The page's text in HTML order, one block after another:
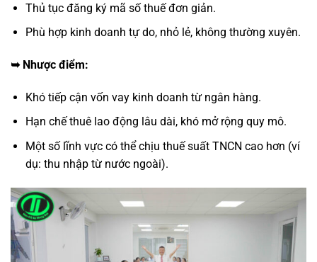
Thủ tục đăng ký mã số thuế đơn giản.
Phù hợp kinh doanh tự do, nhỏ lẻ, không thường xuyên.
➥ Nhược điểm:
Khó tiếp cận vốn vay kinh doanh từ ngân hàng.
Hạn chế thuê lao động lâu dài, khó mở rộng quy mô.
Một số lĩnh vực có thể chịu thuế suất TNCN cao hơn (ví
dụ: thu nhập từ nước ngoài).